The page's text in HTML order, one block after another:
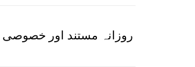
روزانہ مستند اور خصوصی